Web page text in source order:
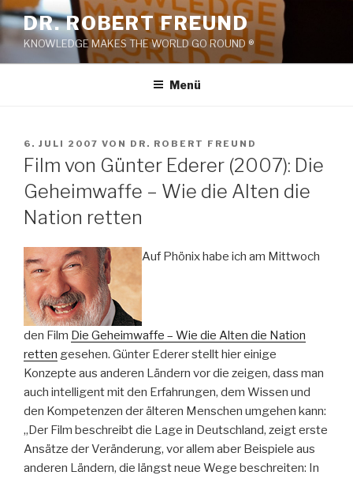
Zum
Inhalt
springen
DR. ROBERT FREUND
KNOWLEDGE MAKES THE WORLD GO ROUND ®
Menü
VERÖFFENTLICHT
AM
6. JULI 2007 VON DR. ROBERT FREUND
Film von Günter Ederer (2007): Die
Geheimwaffe – Wie die Alten die
Nation retten
Auf Phönix habe ich am Mittwoch
den Film Die Geheimwaffe – Wie die Alten die Nation
retten gesehen. Günter Ederer stellt hier einige
Konzepte aus anderen Ländern vor die zeigen, dass man
auch intelligent mit den Erfahrungen, dem Wissen und
den Kompetenzen der älteren Menschen umgehen kann:
„Der Film beschreibt die Lage in Deutschland, zeigt erste
Ansätze der Veränderung, vor allem aber Beispiele aus
anderen Ländern, die längst neue Wege beschreiten: In